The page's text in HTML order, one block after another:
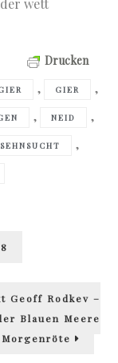
wett
Drucken
, GIER ,
, NEID ,
SEHNSUCHT ,
Next
Geoff Rodkey –
Blauen Meere